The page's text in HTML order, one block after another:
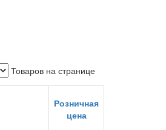
Товаров на странице
Розничная
цена